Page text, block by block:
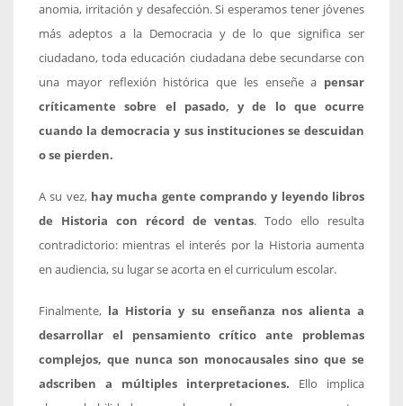
anomia, irritación y desafección. Si esperamos tener jóvenes
más adeptos a la Democracia y de lo que significa ser
ciudadano, toda educación ciudadana debe secundarse con
una mayor reflexión histórica que les enseñe a pensar
críticamente sobre el pasado, y de lo que ocurre
cuando la democracia y sus instituciones se descuidan
o se pierden.
A su vez, hay mucha gente comprando y leyendo libros
de Historia con récord de ventas. Todo ello resulta
contradictorio: mientras el interés por la Historia aumenta
en audiencia, su lugar se acorta en el curriculum escolar.
Finalmente, la Historia y su enseñanza nos alienta a
desarrollar el pensamiento crítico ante problemas
complejos, que nunca son monocausales sino que se
adscriben a múltiples interpretaciones. Ello implica